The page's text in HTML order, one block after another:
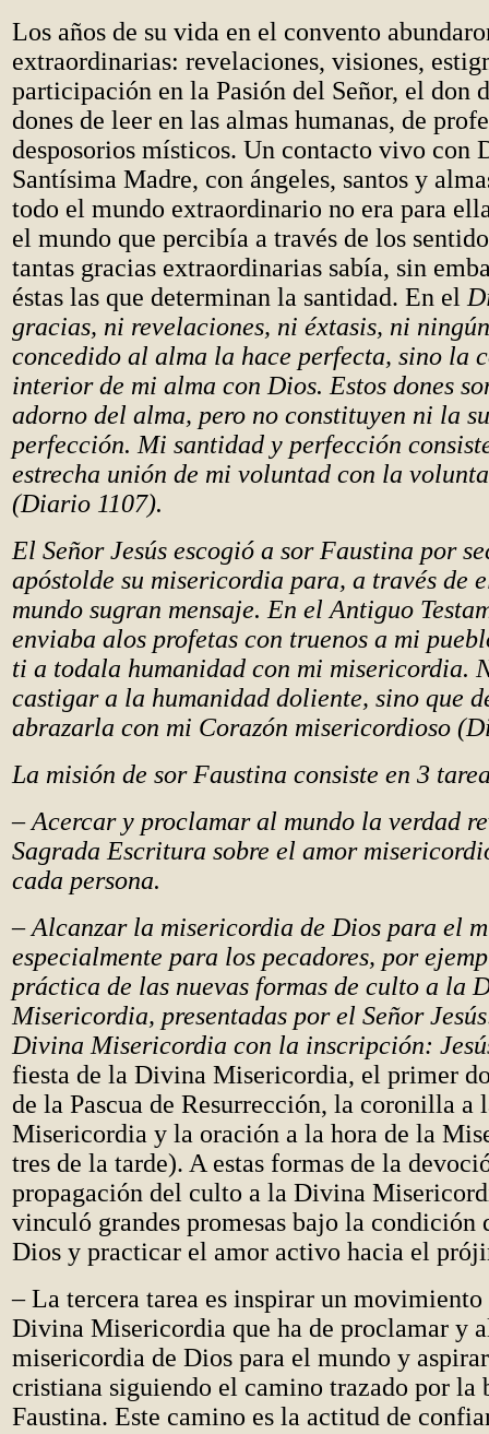
Los años de su vida en el convento
extraordinarias: revelaciones, visiones,
participación en la Pasión del Señor, el don
dones de leer en las almas humanas, de
desposorios místicos. Un contacto vivo con
Santísima Madre, con ángeles, santos y
todo el mundo extraordinario no era para
el mundo que percibía a través de los
tantas gracias extraordinarias sabía, sin
éstas las que determinan la santidad. En el
gracias, ni revelaciones, ni éxtasis, ni
concedido al alma la hace perfecta, sino la
interior de mi alma con Dios. Estos dones
adorno del alma, pero no constituyen ni la
perfección. Mi santidad y perfección
estrecha unión de mi voluntad con la
(Diario 1107).
El Señor Jesús escogió a sor Faustina por
apóstolde su misericordia para, a través de
mundo sugran mensaje. En el Antiguo
enviaba alos profetas con truenos a mi
ti a todala humanidad con mi misericordia.
castigar a la humanidad doliente, sino que
abrazarla con mi Corazón misericordioso
La misión de sor Faustina consiste en 3
– Acercar y proclamar al mundo la verdad
Sagrada Escritura sobre el amor
cada persona.
– Alcanzar la misericordia de Dios para el
especialmente para los pecadores, por
práctica de las nuevas formas de culto a la
Misericordia, presentadas por el Señor
Divina Misericordia con la inscripción:
fiesta de la Divina Misericordia, el primer
de la Pascua de Resurrección, la coronilla a
Misericordia y la oración a la hora de la
tres de la tarde). A estas formas de la
propagación del culto a la Divina
vinculó grandes promesas bajo la condición
Dios y practicar el amor activo hacia el
– La tercera tarea es inspirar un
Divina Misericordia que ha de proclamar y
misericordia de Dios para el mundo y
cristiana siguiendo el camino trazado por la
Faustina. Este camino es la actitud de